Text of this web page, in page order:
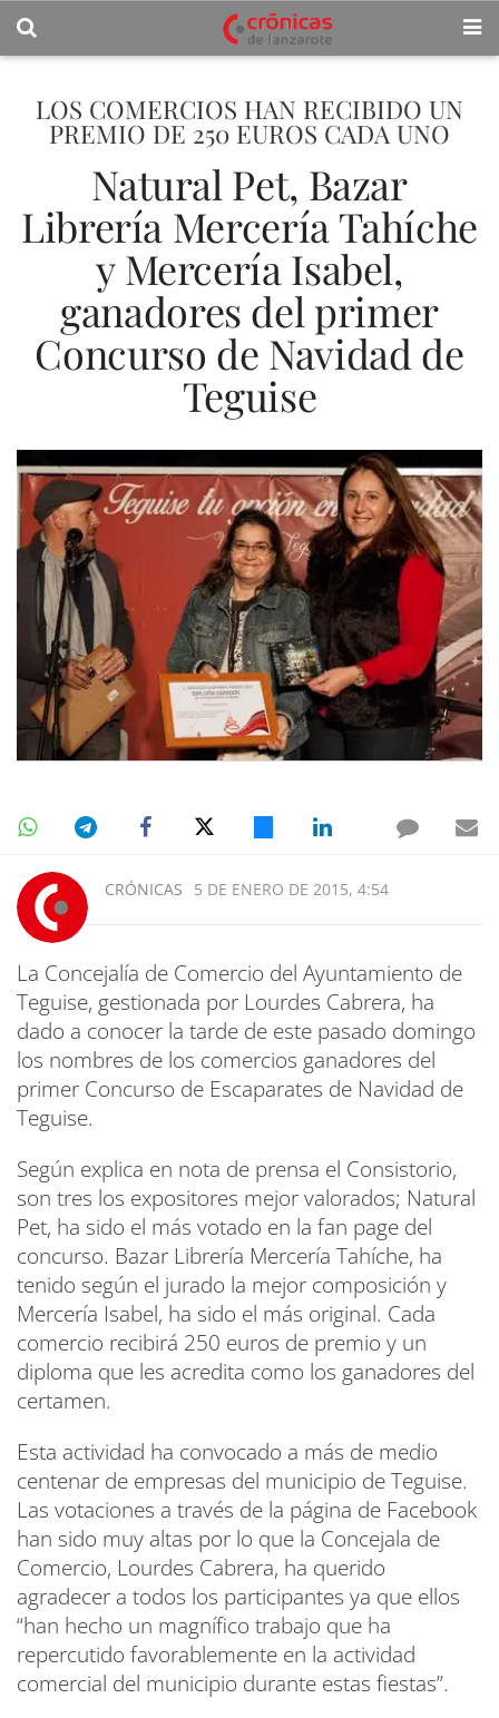
LOS COMERCIOS HAN RECIBIDO UN
PREMIO DE 250 EUROS CADA UNO
Natural Pet, Bazar
Librería Mercería Tahíche
y Mercería Isabel,
ganadores del primer
Concurso de Navidad de
Teguise
CRÓNICAS 5 DE ENERO DE 2015, 4:54
La Concejalía de Comercio del Ayuntamiento de
Teguise, gestionada por Lourdes Cabrera, ha
dado a conocer la tarde de este pasado domingo
los nombres de los comercios ganadores del
primer Concurso de Escaparates de Navidad de
Teguise.
Según explica en nota de prensa el Consistorio,
son tres los expositores mejor valorados; Natural
Pet, ha sido el más votado en la fan page del
concurso. Bazar Librería Mercería Tahíche, ha
tenido según el jurado la mejor composición y
Mercería Isabel, ha sido el más original. Cada
comercio recibirá 250 euros de premio y un
diploma que les acredita como los ganadores del
certamen.
Esta actividad ha convocado a más de medio
centenar de empresas del municipio de Teguise.
Las votaciones a través de la página de Facebook
han sido muy altas por lo que la Concejala de
Comercio, Lourdes Cabrera, ha querido
agradecer a todos los participantes ya que ellos
“han hecho un magnífico trabajo que ha
repercutido favorablemente en la actividad
comercial del municipio durante estas fiestas”.